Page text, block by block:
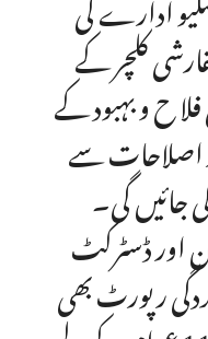
کلچر کے
ح و بہبود کے
اصلاحات سے
جائیں گی۔
اور ڈسٹرکٹ
رپورٹ بھی